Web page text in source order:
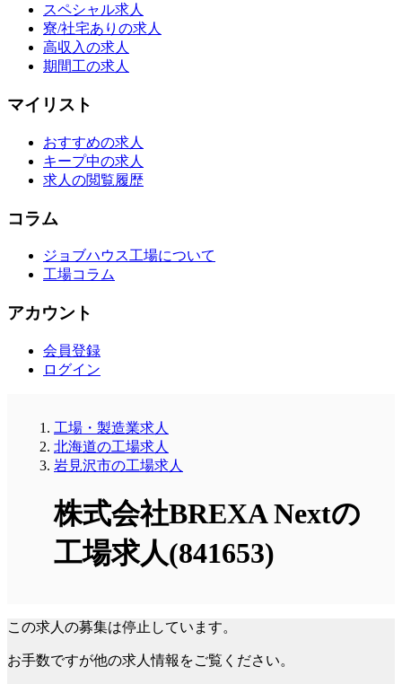
スペシャル求人
寮/社宅ありの求人
高収入の求人
期間工の求人
マイリスト
おすすめの求人
キープ中の求人
求人の閲覧履歴
コラム
ジョブハウス工場について
工場コラム
アカウント
会員登録
ログイン
工場・製造業求人
北海道の工場求人
岩見沢市の工場求人
株式会社BREXA Nextの
工場求人(841653)
この求人の募集は停止しています。
お手数ですが他の求人情報をご覧ください。